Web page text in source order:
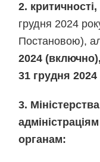
2. критичності,
грудня 2024
Постановою),
2024
31 грудня 2024
3.
органам: